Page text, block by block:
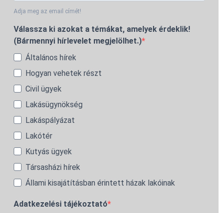
Adja meg az email címét!
Válassza ki azokat a témákat, amelyek érdeklik!
(Bármennyi hírlevelet megjelölhet.)
Általános hírek
Hogyan vehetek részt
Civil ügyek
Lakásügynökség
Lakáspályázat
Lakótér
Kutyás ügyek
Társasházi hírek
Állami kisajátításban érintett házak lakóinak
Adatkezelési tájékoztató